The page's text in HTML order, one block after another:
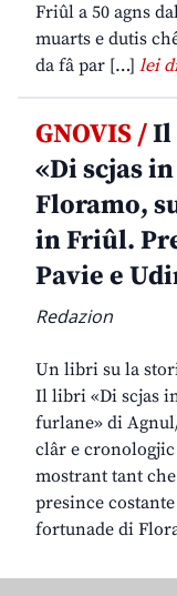
Friûl a 50 agns
muarts e dutis
da fâ par […] lei
GNOVIS /Il
«Di scjas
Floramo,
in Friûl.
Pavie e
Redazion
Un libri su la
Il libri «Di scjas
furlane» di
clâr e
mostrant tant
presince
fortunade di